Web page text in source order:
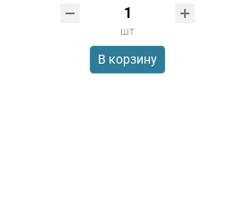
шт
В корзину